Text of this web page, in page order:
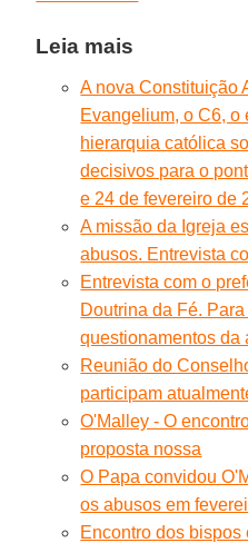
Leia mais
A nova Constituição
Evangelium, o C6, o
hierarquia católica
decisivos para o
e 24 de fevereiro de
A missão da Igreja
abusos. Entrevista
Entrevista com o
Doutrina da Fé.
questionamentos da
Reunião do
participam
O'Malley - O
proposta nossa
O Papa convidou
os abusos em
Encontro dos bispos